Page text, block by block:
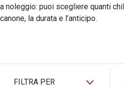
a noleggio: puoi scegliere quanti
canone, la durata e l’anticipo.
FILTRA PER
PREASSEGNAZIONE